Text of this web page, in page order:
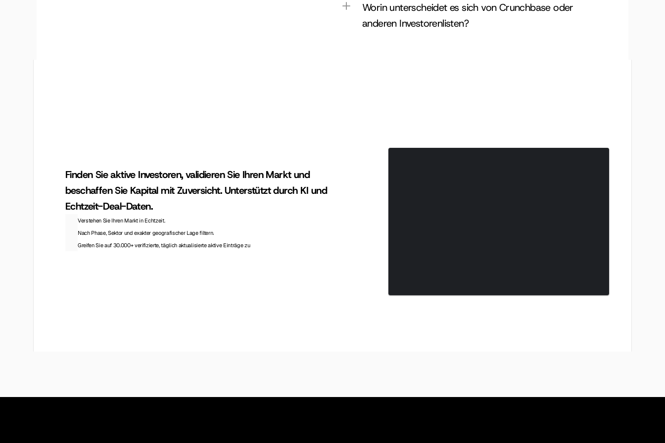
Worin unterscheidet es sich von Crunchbase oder
anderen Investorenlisten?
Finden Sie aktive Investoren, validieren Sie Ihren Markt und
beschaffen Sie Kapital mit Zuversicht. Unterstützt durch KI und
Echtzeit-Deal-Daten.
Verstehen Sie Ihren Markt in Echtzeit.
Nach Phase, Sektor und exakter geografischer Lage filtern.
Greifen Sie auf 30.000+ verifizierte, täglich aktualisierte aktive Einträge zu